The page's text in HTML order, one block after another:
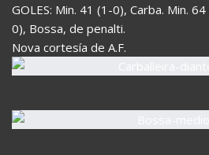
GOLES: Min. 41 (1-0), Carba. Min.
0), Bossa, de penalti.
Nova cortesía de A.F.